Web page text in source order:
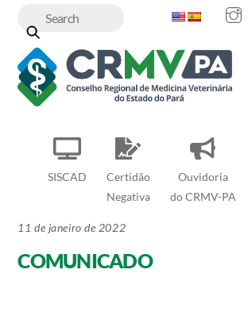
content
SISCAD
Certidão
Negativa
Ouvidoria
do CRMV-PA
11 de janeiro de 2022
COMUNICADO